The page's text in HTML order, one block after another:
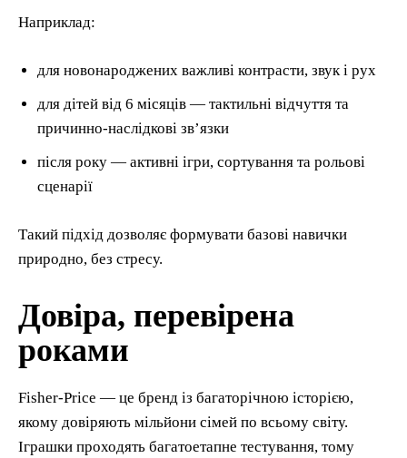
Наприклад:
для новонароджених важливі контрасти, звук і рух
для дітей від 6 місяців — тактильні відчуття та
причинно-наслідкові зв’язки
після року — активні ігри, сортування та рольові
сценарії
Такий підхід дозволяє формувати базові навички
природно, без стресу.
Довіра, перевірена
роками
Fisher-Price — це бренд із багаторічною історією,
якому довіряють мільйони сімей по всьому світу.
Іграшки проходять багатоетапне тестування, тому